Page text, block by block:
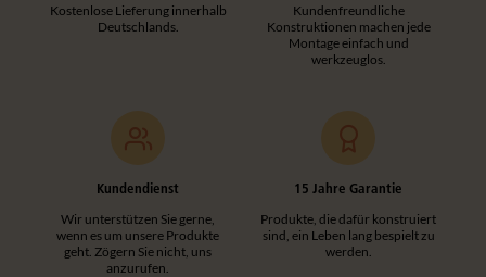
Kostenlose Lieferung innerhalb
Deutschlands.
Kundenfreundliche
Konstruktionen machen jede
Montage einfach und
werkzeuglos.
Kundendienst
Wir unterstützen Sie gerne,
wenn es um unsere Produkte
geht. Zögern Sie nicht, uns
anzurufen.
15 Jahre Garantie
Produkte, die dafür konstruiert
sind, ein Leben lang bespielt zu
werden.